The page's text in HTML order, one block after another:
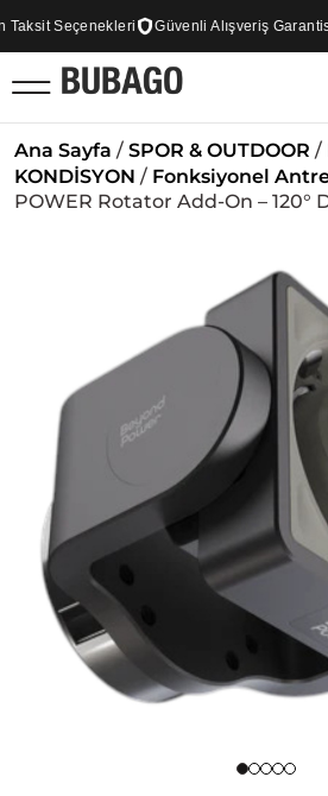
Seçenekleri Güvenli Alışveriş Garantisi
Ana Sayfa / SPOR & OUTDOOR /
KONDİSYON / Fonksiyonel
POWER Rotator Add-On – 120°